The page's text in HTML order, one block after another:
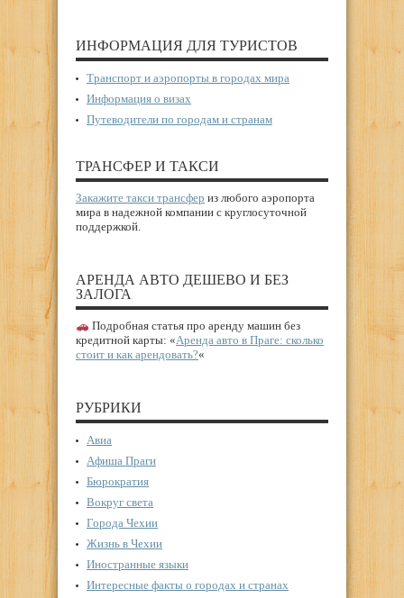
ИНФОРМАЦИЯ ДЛЯ ТУРИСТОВ
Транспорт и аэропорты в городах мира
Информация о визах
Путеводители по городам и странам
ТРАНСФЕР И ТАКСИ
Закажите такси трансфер из любого аэропорта
мира в надежной компании с круглосуточной
поддержкой.
АРЕНДА АВТО ДЕШЕВО И БЕЗ
ЗАЛОГА
Подробная статья про аренду машин без
кредитной карты: «Аренда авто в Праге: сколько
стоит и как арендовать?«
РУБРИКИ
Авиа
Афиша Праги
Бюрократия
Вокруг света
Города Чехии
Жизнь в Чехии
Иностранные языки
Интересные факты о городах и странах